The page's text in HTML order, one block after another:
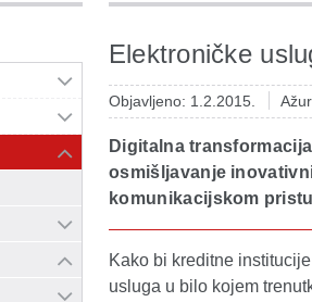
Elektroničke
Objavljeno: 1.2.2015.
Digitalna
osmišljavanje
komunikacijskom
Kako bi kreditne
usluga u bilo kojem